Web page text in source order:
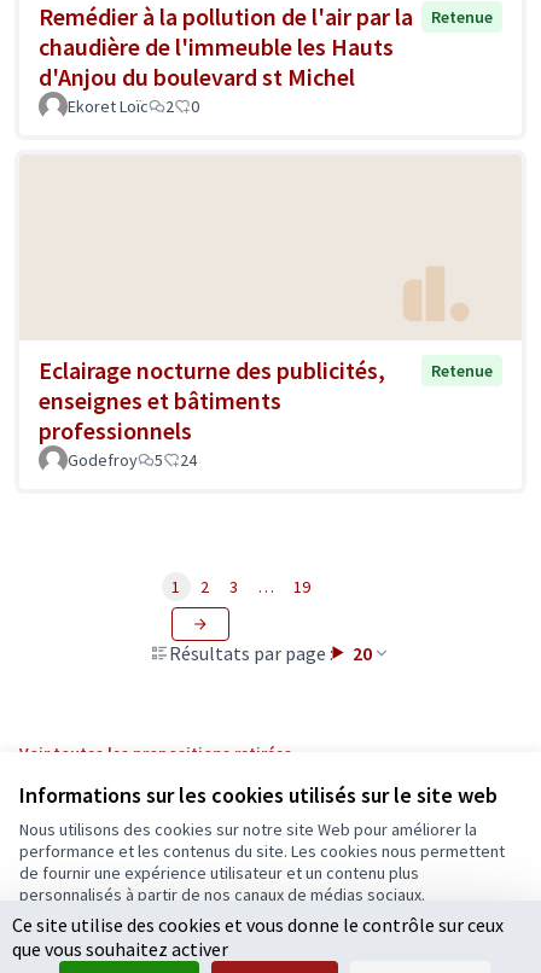
Informations sur les cookies utilisés sur le site web
Nous utilisons des cookies sur notre site Web pour améliorer la
performance et les contenus du site. Les cookies nous permettent
de fournir une expérience utilisateur et un contenu plus
personnalisés à partir de nos canaux de médias sociaux.
Tout accepter
Accepter seulement les cookies essentiels
Remédier à la pollution de l'air par la
chaudière de l'immeuble les Hauts
d'Anjou du boulevard st Michel
Retenue
Ekoret Loïc 2 0
Eclairage nocturne des publicités,
enseignes et bâtiments
professionnels
Retenue
Godefroy 5 24
Résultats par page : 20
1 2 3 … 19
Voir toutes les propositions retirées
Conditions d'utilisation
Paramètres des cookies
Ecrivons Angers sur X
(Lien externe)
Ecrivons Angers sur Facebook
(Lien externe)
Ce site utilise des cookies et vous donne le contrôle sur ceux
que vous souhaitez activer